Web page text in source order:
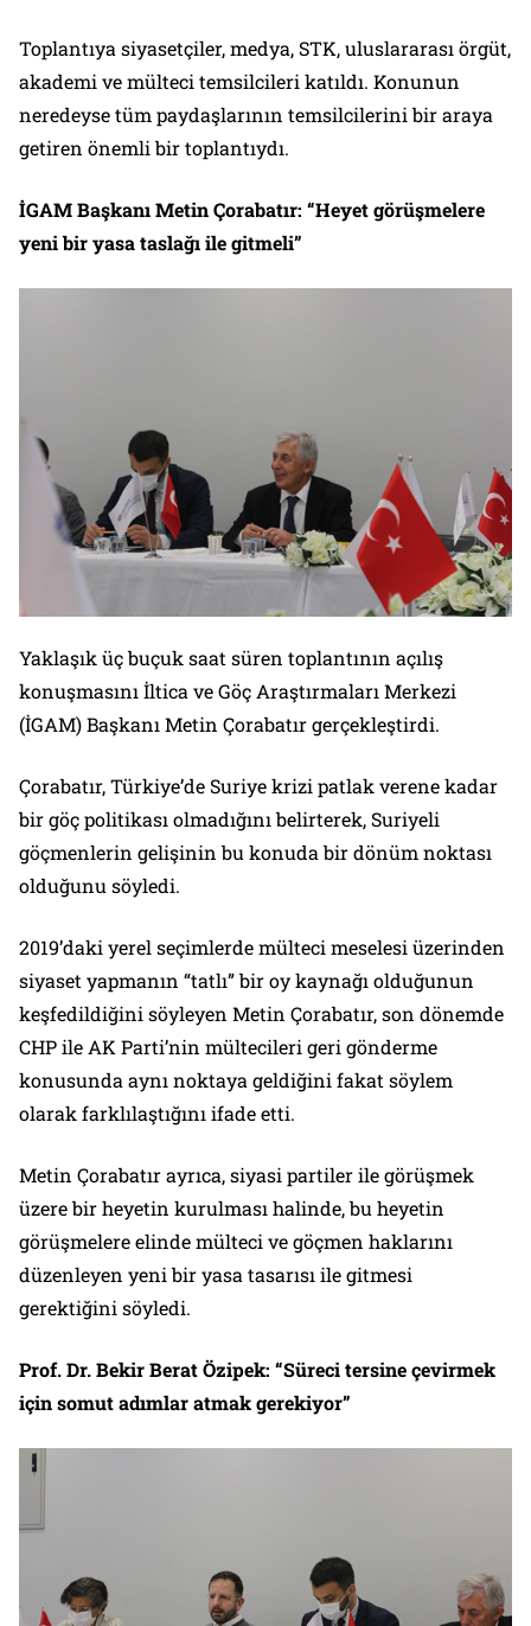
Toplantıya siyasetçiler, medya, STK, uluslararası örgüt,
akademi ve mülteci temsilcileri katıldı. Konunun
neredeyse tüm paydaşlarının temsilcilerini bir araya
getiren önemli bir toplantıydı.
İGAM Başkanı Metin Çorabatır: “Heyet görüşmelere
yeni bir yasa taslağı ile gitmeli”
Yaklaşık üç buçuk saat süren toplantının açılış
konuşmasını İltica ve Göç Araştırmaları Merkezi
(İGAM) Başkanı Metin Çorabatır gerçekleştirdi.
Çorabatır, Türkiye’de Suriye krizi patlak verene kadar
bir göç politikası olmadığını belirterek, Suriyeli
göçmenlerin gelişinin bu konuda bir dönüm noktası
olduğunu söyledi.
2019’daki yerel seçimlerde mülteci meselesi üzerinden
siyaset yapmanın “tatlı” bir oy kaynağı olduğunun
keşfedildiğini söyleyen Metin Çorabatır, son dönemde
CHP ile AK Parti’nin mültecileri geri gönderme
konusunda aynı noktaya geldiğini fakat söylem
olarak farklılaştığını ifade etti.
Metin Çorabatır ayrıca, siyasi partiler ile görüşmek
üzere bir heyetin kurulması halinde, bu heyetin
görüşmelere elinde mülteci ve göçmen haklarını
düzenleyen yeni bir yasa tasarısı ile gitmesi
gerektiğini söyledi.
Prof. Dr. Bekir Berat Özipek: “Süreci tersine çevirmek
için somut adımlar atmak gerekiyor”